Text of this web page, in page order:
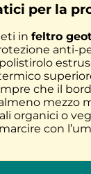
per la
in feltro
anti-
che il
mezzo
organici o
con